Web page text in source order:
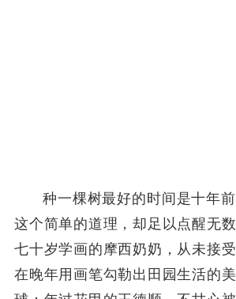
种一棵树最好的时间是十年前
这个简单的道理，却足以点醒无数
七十岁学画的摩西奶奶，从未接
在晚年用画笔勾勒出田园生活的